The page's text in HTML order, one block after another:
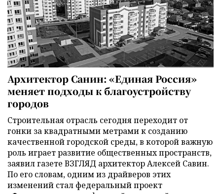
Архитектор Санин: «Единая Россия»
меняет подходы к благоустройству
городов
Строительная отрасль сегодня переходит от
гонки за квадратными метрами к созданию
качественной городской среды, в которой важную
роль играет развитие общественных пространств,
заявил газете ВЗГЛЯД архитектор Алексей Савин.
По его словам, одним из драйверов этих
изменений стал федеральный проект